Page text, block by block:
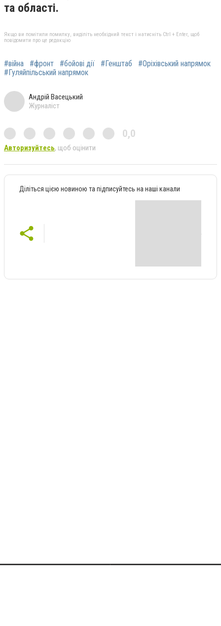
та області.
Якщо ви помітили помилку, виділіть необхідний текст і натисніть Ctrl + Enter, щоб
повідомити про це редакцію
#війна #фронт #бойові дії #Генштаб
#Оріхівський напрямок
#Гуляйпільський напрямок
Андрій Васецький
Журналіст
0,0
Авторизуйтесь, щоб оцінити
Діліться цією новиною та підписуйтесь на наші канали